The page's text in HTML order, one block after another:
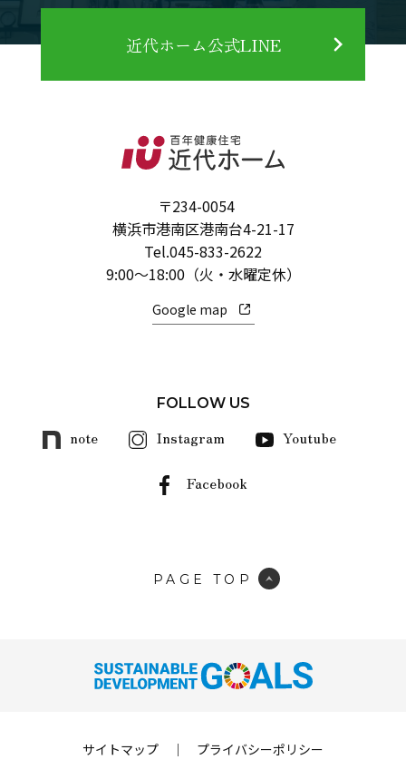
近代ホーム公式LINE
〒234-0054
横浜市港南区港南台4-21-17
Tel.045-833-2622
9:00～18:00（火・水曜定休）
Google map
FOLLOW US
note Instagram Youtube
Facebook
PAGE TOP
サイトマップ ｜ プライバシーポリシー